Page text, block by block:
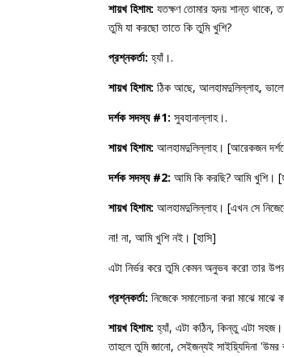
শায়খ হিশাম:যতক্ষণ তোমার হৃদয় শান্ত থাকে,
তুমি যা করছো তাতে কি তুমি খুশি?
প্রশ্নকর্তা: হ্যাঁ।.
শায়খ হিশাম: ঠিক আছে, আলহামদুলিল্লাহ,
দর্শক সদস্য #1: সুবহানাল্লাহ।.
শায়খ হিশাম: আলহামদুলিল্লাহ। [আরেকজন
দর্শক সদস্য #2: আমি কি করছি? আমি খুশি।
শায়খ হিশাম: আলহামদুলিল্লাহ। [এখন সে
না! না, আমি খুশি নই। [হাসি]
এটা নির্ভর করে তুমি কেমন অনুভব করো তার
প্রশ্নকর্তা: নিজেকে সমালোচনা করা মাঝে মাঝে
শায়খ হিশাম: হ্যাঁ, এটা কঠিন, কিন্তু এটা
তাহলে তুমি জানো, সেইজন্যই সাইয়্যিদিনা